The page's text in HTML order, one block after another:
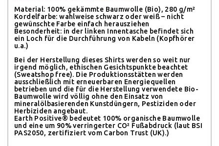
Material: 100% gekämmte Baumwolle (Bio), 280 g/m²
Kordelfarbe: wahlweise schwarz oder weiß – nicht
gewünschte Farbe einfach herausziehen
Besonderheit: in der linken Innentasche befindet sich
ein Loch für die Durchführung von Kabeln (Kopfhörer
u.a.)
Bei der Herstellung dieses Shirts werden so weit nur
irgend möglich, ethischen Gesichtspunkte beachtet
(Sweatshop free). Die Produktionsstätten werden
ausschließlich mit erneuerbaren Energiequellen
betrieben und die für die Herstellung verwendete Bio-
Baumwolle wird völlig ohne den Einsatz von
mineralölbasierenden Kunstdüngern, Pestiziden oder
Herbiziden angebaut.
Earth Positive® bedeutet 100% organische Baumwolle
und eine um 90% verringerter CO² Fußabdruck (laut BSI
PAS2050, zertifiziert vom Carbon Trust (UK).)